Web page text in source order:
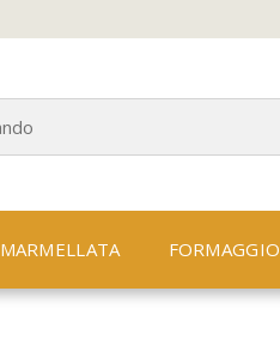
MARMELLATA FORMAGGIO